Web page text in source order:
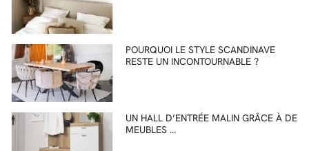
POURQUOI LE STYLE SCANDINAVE
RESTE UN INCONTOURNABLE ?
UN HALL D’ENTRÉE MALIN GRÂCE À DE
MEUBLES …